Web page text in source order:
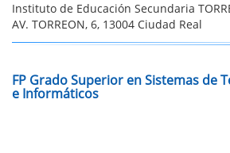
Instituto de Educación Secundaria
AV. TORREON, 6, 13004 Ciudad Real
FP Grado Superior en Sistemas de
e Informáticos